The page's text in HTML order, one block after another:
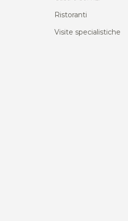
Ristoranti
Visite specialistiche